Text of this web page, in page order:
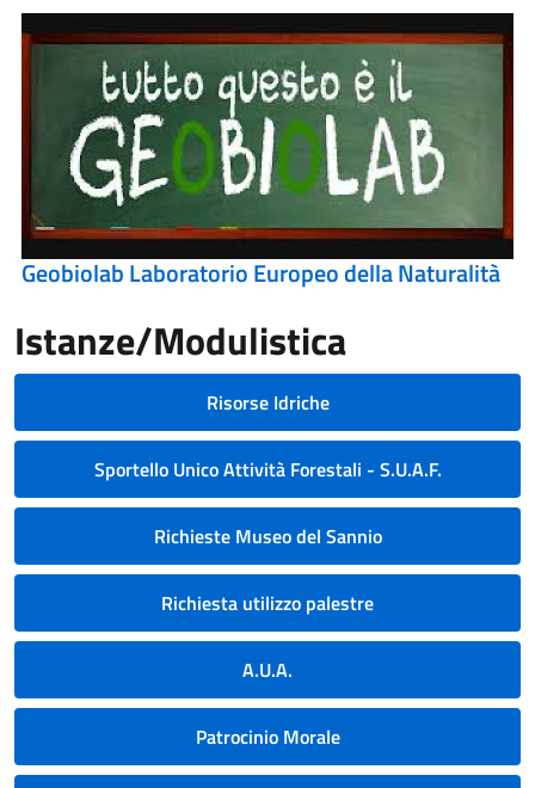
Geobiolab Laboratorio Europeo della Naturalità
Istanze/Modulistica
Risorse Idriche
Sportello Unico Attività Forestali - S.U.A.F.
Richieste Museo del Sannio
Richiesta utilizzo palestre
A.U.A.
Patrocinio Morale